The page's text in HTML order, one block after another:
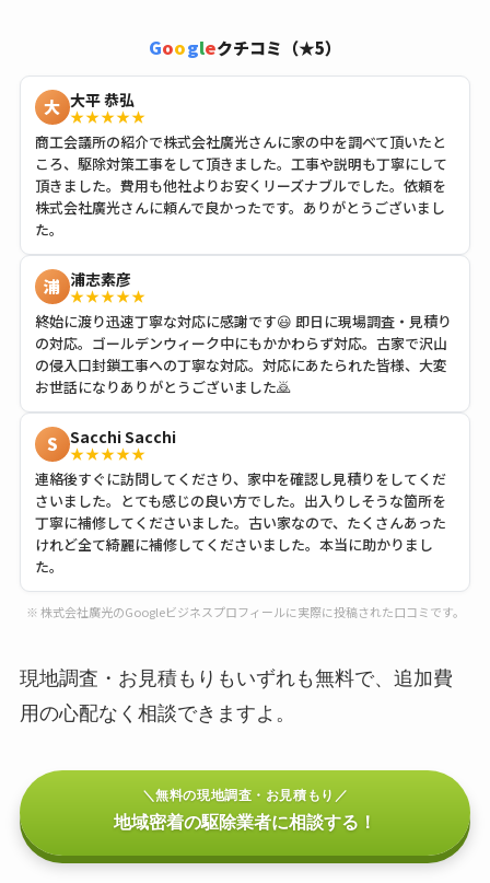
Googleクチコミ（★5）
大 大平 恭弘
★★★★★
商工会議所の紹介で株式会社廣光さんに家の中を調べて頂いたと
ころ、駆除対策工事をして頂きました。工事や説明も丁寧にして
頂きました。費用も他社よりお安くリーズナブルでした。依頼を
株式会社廣光さんに頼んで良かったです。ありがとうございまし
た。
浦 浦志素彦
★★★★★
終始に渡り迅速丁寧な対応に感謝です😃 即日に現場調査・見積り
の対応。ゴールデンウィーク中にもかかわらず対応。古家で沢山
の侵入口封鎖工事への丁寧な対応。対応にあたられた皆様、大変
お世話になりありがとうございました🙇
S Sacchi Sacchi
★★★★★
連絡後すぐに訪問してくださり、家中を確認し見積りをしてくだ
さいました。とても感じの良い方でした。出入りしそうな箇所を
丁寧に補修してくださいました。古い家なので、たくさんあった
けれど全て綺麗に補修してくださいました。本当に助かりまし
た。
※ 株式会社廣光のGoogleビジネスプロフィールに実際に投稿された口コミです。
現地調査・お見積もりもいずれも無料で、追加費
用の心配なく相談できますよ。
＼無料の現地調査・お見積もり／
地域密着の駆除業者に相談する！